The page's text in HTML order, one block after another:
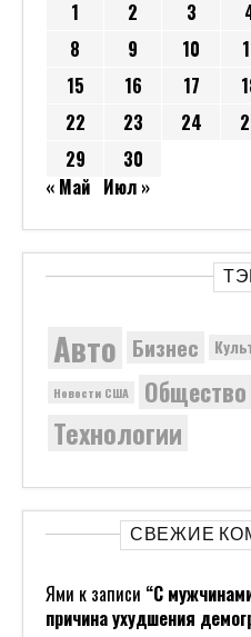
1 2 3
8
9 10
15
16 17
22
23 24
29
30
« Май Июл »
Авто Бизнес
Новости США Общество
Технологии
СВЕЖИЕ
Ями к записи “С
причина ухудшения